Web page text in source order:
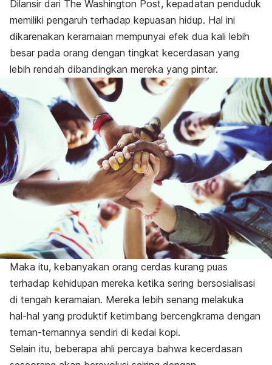
Dilansir dari The Washington Post, kepadatan penduduk
memiliki pengaruh terhadap kepuasan hidup. Hal ini
dikarenakan keramaian mempunyai efek dua kali lebih
besar pada orang dengan tingkat kecerdasan yang
lebih rendah dibandingkan mereka yang pintar.
Maka itu, kebanyakan orang cerdas kurang puas
terhadap kehidupan mereka ketika sering bersosialisasi
di tengah keramaian. Mereka lebih senang melakuka
hal-hal yang produktif ketimbang bercengkrama dengan
teman-temannya sendiri di kedai kopi.
Selain itu, beberapa ahli percaya bahwa kecerdasan